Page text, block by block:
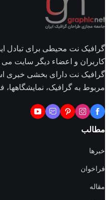
گرافیک نت محیطی برای تبادل
کاربران و اعضاء دیگر سایت می
گرافیک نت دارای بخشی خبری
مربوط به گرافیک، نمایشگاهها،
مطالب
خبرها
فراخوان
مقاله